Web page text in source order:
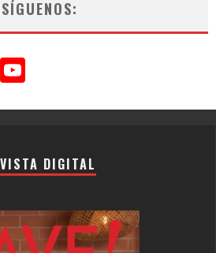
SÍGUENOS:
LinkedIn
DIGITAL